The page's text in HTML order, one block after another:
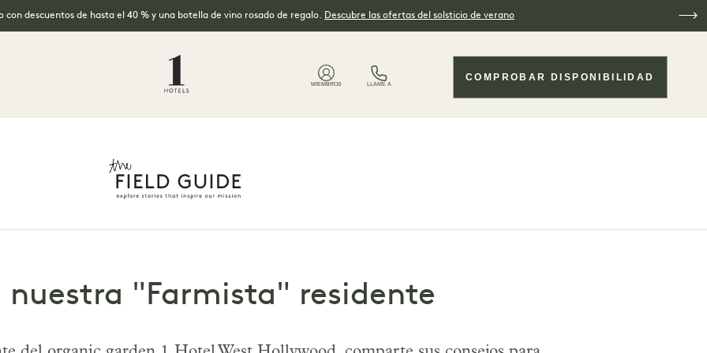
descuentos de hasta el 40 % y una botella de vino rosado de regalo. Descubre las ofertas del solsticio de verano
MIEMBROS LLAME A
COMPROBAR DISPONIBILIDAD
nuestra "Farmista" residente